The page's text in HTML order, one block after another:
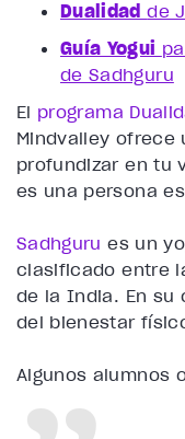
Dualidadde
Guía Yogui
de Sadhguru
El programa
Mindvalley ofrece
profundizar en tu
es una persona
Sadhguru es un
clasificado entre
de la India. En su
del bienestar
Algunos alumnos